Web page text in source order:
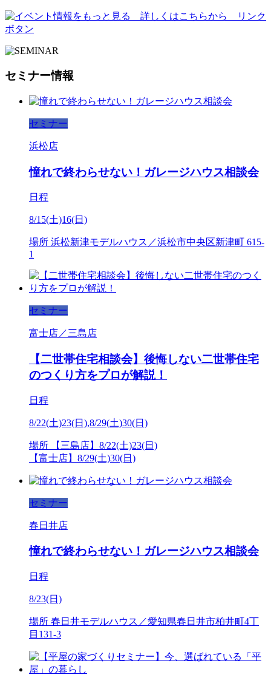
セミナー情報
セミナー
浜松店
憧れで終わらせない！ガレージハウス相談会
日程
8/15(土)16(日)
場所 浜松新津モデルハウス／浜松市中央区新津町 615-
1
セミナー
富士店／三島店
【二世帯住宅相談会】後悔しない二世帯住宅
のつくり方をプロが解説！
日程
8/22(土)23(日),8/29(土)30(日)
場所 【三島店】8/22(土)23(日)
【富士店】8/29(土)30(日)
セミナー
春日井店
憧れで終わらせない！ガレージハウス相談会
日程
8/23(日)
場所 春日井モデルハウス／愛知県春日井市柏井町4丁
目131-3